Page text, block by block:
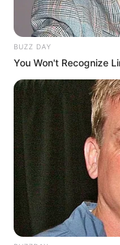
BUZZ DAY
You Won't Recognize